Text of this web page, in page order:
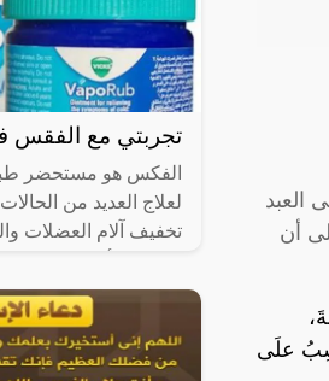
العبد
أن
علَى
تجربتي مع الفقس
الفكس هو مستحضر
لعلاج العديد من
تخفيف آلام العضلات